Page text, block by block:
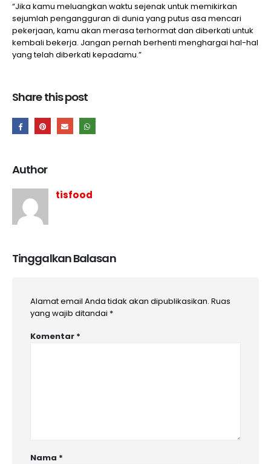
“Jika kamu meluangkan waktu sejenak untuk memikirkan
sejumlah pengangguran di dunia yang putus asa mencari
pekerjaan, kamu akan merasa terhormat dan diberkati untuk
kembali bekerja. Jangan pernah berhenti menghargai hal-hal
yang telah diberkati kepadamu.”
Share this post
Author
tisfood
Tinggalkan Balasan
Alamat email Anda tidak akan dipublikasikan. Ruas
yang wajib ditandai *
Komentar *
Nama *